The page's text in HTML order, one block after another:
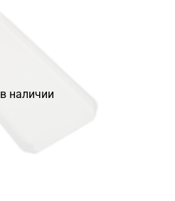
наличии